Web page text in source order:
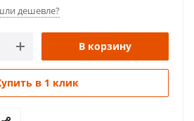
дешевле?
В корзину
в 1 клик